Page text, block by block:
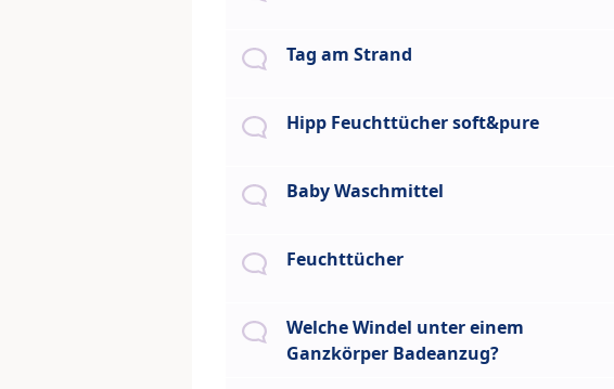
Tag am Strand
Hipp Feuchttücher soft&pure
Baby Waschmittel
Feuchttücher
Welche Windel unter einem
Ganzkörper Badeanzug?